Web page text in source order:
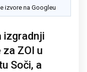
izvore na Googleu
izgradnji
ZOI u
Soči, a